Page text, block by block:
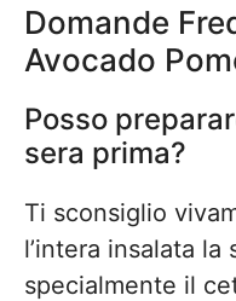
Domande
Avocado
Posso
sera prima?
Ti sconsiglio
l’intera insalata la
specialmente il